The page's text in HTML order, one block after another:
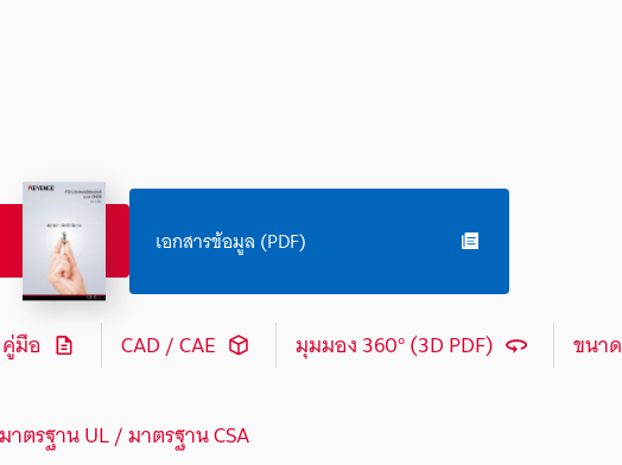
เอกสารข้อมูล (PDF)
คู่มือ CAD / CAE มุมมอง 360° (3D PDF) ขนาด
าตรฐาน UL / มาตรฐาน CSA